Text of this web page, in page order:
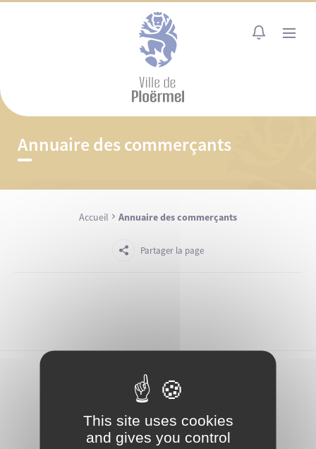
Annuaire des commerçants
Accueil Annuaire des commerçants
Partager la page
This site uses cookies
and gives you control